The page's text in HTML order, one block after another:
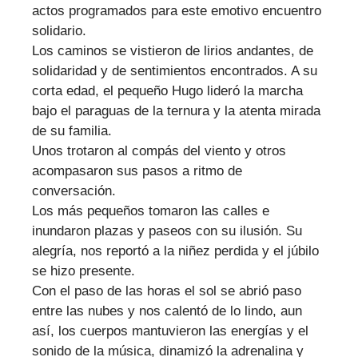
actos programados para este emotivo encuentro
solidario.
Los caminos se vistieron de lirios andantes, de
solidaridad y de sentimientos encontrados. A su
corta edad, el pequeño Hugo lideró la marcha
bajo el paraguas de la ternura y la atenta mirada
de su familia.
Unos trotaron al compás del viento y otros
acompasaron sus pasos a ritmo de
conversación.
Los más pequeños tomaron las calles e
inundaron plazas y paseos con su ilusión. Su
alegría, nos reportó a la niñez perdida y el júbilo
se hizo presente.
Con el paso de las horas el sol se abrió paso
entre las nubes y nos calentó de lo lindo, aun
así, los cuerpos mantuvieron las energías y el
sonido de la música, dinamizó la adrenalina y